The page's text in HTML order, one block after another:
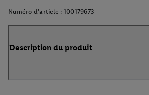
Numéro d'article : 100179673
Description du produit